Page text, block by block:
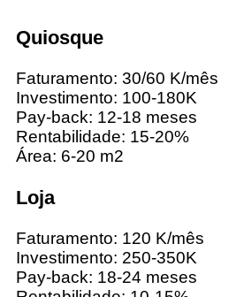
Quiosque
Faturamento: 30/60 K/mês
Investimento: 100-180K
Pay-back: 12-18 meses
Rentabilidade: 15-20%
Área: 6-20 m2
Loja
Faturamento: 120 K/mês
Investimento: 250-350K
Pay-back: 18-24 meses